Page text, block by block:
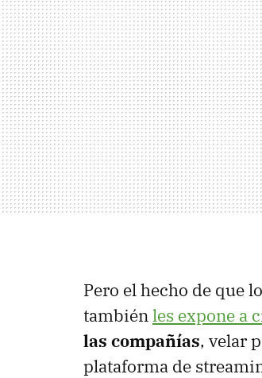
Pero el hecho de que
tambiénles expone a
las compañías, velar
plataforma de